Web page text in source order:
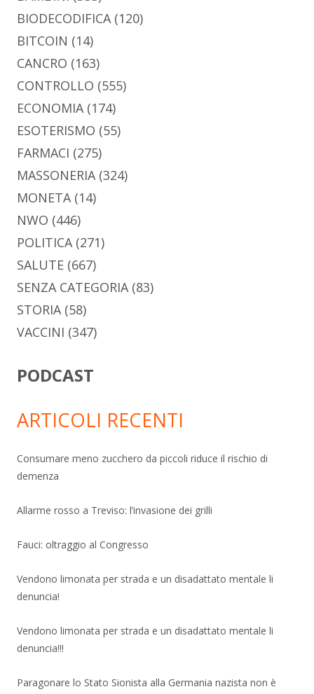
BIODECODIFICA(120)
BITCOIN (14)
CANCRO (163)
CONTROLLO (555)
ECONOMIA(174)
ESOTERISMO (55)
FARMACI (275)
MASSONERIA(324)
MONETA(14)
NWO (446)
POLITICA(271)
SALUTE (667)
SENZA CATEGORIA(83)
STORIA(58)
VACCINI (347)
PODCAST
ARTICOLI RECENTI
Consumare meno zucchero da piccoli riduce il rischio di
demenza
Allarme rosso a Treviso: l’invasione dei grilli
Fauci: oltraggio al Congresso
Vendono limonata per strada e un disadattato mentale li
denuncia!
Vendono limonata per strada e un disadattato mentale li
denuncia!!!
Paragonare lo Stato Sionista alla Germania nazista non è